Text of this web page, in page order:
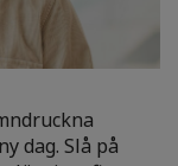
dag. Slå på